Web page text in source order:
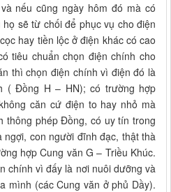
nếu cũng ngày hôm đó mà có
sẽ từ chối để phục vụ cho điện
hay tiền lộc ở điện khác có cao
tiêu chuẩn chọn điện chính cho
thì chọn điện chính vì điện đó là
( Đồng H – HN); có trường hợp
căn cứ điện to hay nhỏ mà
thông phép Đồng, có uy tín trong
con người đĩnh đạc, thật thà
hợp Cung văn G – Triều Khúc.
chính vì đấy là nơi nuôi dưỡng và
mình (các Cung văn ở phủ Dầy).